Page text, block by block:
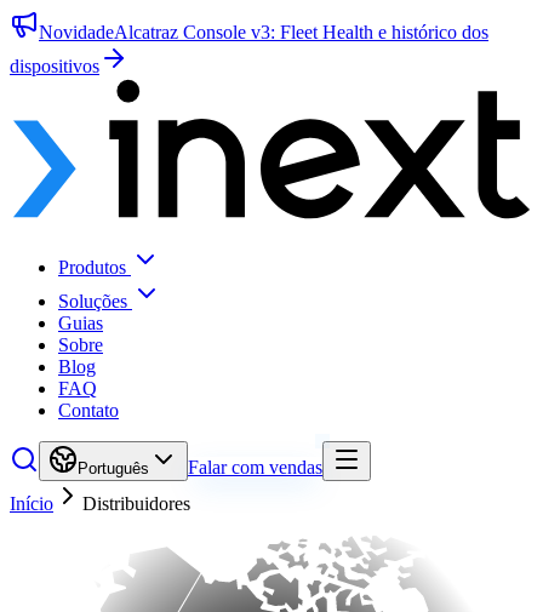
NovidadeAlcatraz Console v3: Fleet Health e histórico dos
dispositivos
Produtos
Soluções
Guias
Sobre
Blog
FAQ
Contato
Português
Falar com vendas
Início
Distribuidores